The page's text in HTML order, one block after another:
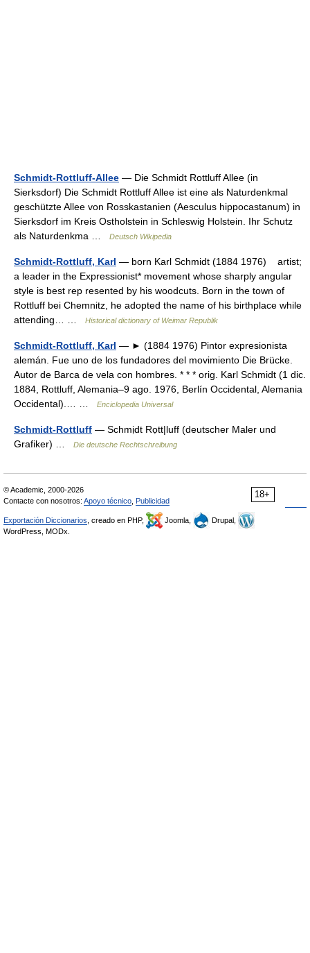
Schmidt-Rottluff-Allee — Die Schmidt Rottluff Allee (in
Sierksdorf) Die Schmidt Rottluff Allee ist eine als Naturdenkmal
geschützte Allee von Rosskastanien (Aesculus hippocastanum) in
Sierksdorf im Kreis Ostholstein in Schleswig Holstein. Ihr Schutz
als Naturdenkma …
Deutsch Wikipedia
Schmidt-Rottluff, Karl — born Karl Schmidt (1884 1976) artist;
a leader in the Expressionist* movement whose sharply angular
style is best rep resented by his woodcuts. Born in the town of
Rottluff bei Chemnitz, he adopted the name of his birthplace while
attending… …
Historical dictionary of Weimar Republik
Schmidt-Rottluff, Karl — ► (1884 1976) Pintor expresionista
alemán. Fue uno de los fundadores del movimiento Die Brücke.
Autor de Barca de vela con hombres. * * * orig. Karl Schmidt (1 dic.
1884, Rottluff, Alemania–9 ago. 1976, Berlín Occidental, Alemania
Occidental).… …
Enciclopedia Universal
Schmidt-Rottluff — Schmịdt Rọtt|luff (deutscher Maler und
Grafiker) …
Die deutsche Rechtschreibung
18+
© Academic, 2000-2026
Contacte con nosotros: Apoyo técnico Publicidad
Exportación Diccionarios , creado en PHP, Joomla,
Drupal,
WordPress, MODx.